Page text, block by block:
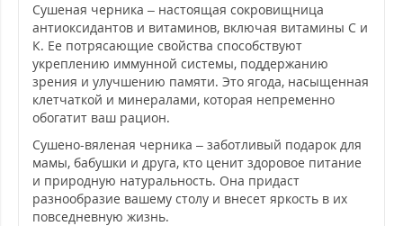
Сушеная черника – настоящая сокровищница
антиоксидантов и витаминов, включая витамины С и
К. Ее потрясающие свойства способствуют
укреплению иммунной системы, поддержанию
зрения и улучшению памяти. Это ягода, насыщенная
клетчаткой и минералами, которая непременно
обогатит ваш рацион.
Сушено-вяленая черника – заботливый подарок для
мамы, бабушки и друга, кто ценит здоровое питание
и природную натуральность. Она придаст
разнообразие вашему столу и внесет яркость в их
повседневную жизнь.